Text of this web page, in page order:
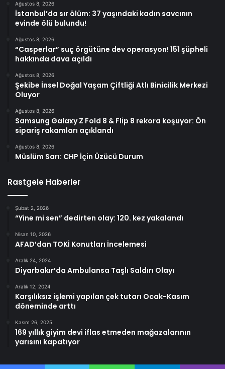
Ağustos 8, 2026
İstanbul’da sır ölüm: 37 yaşındaki kadın savcının
evinde ölü bulundu!
Ağustos 8, 2026
“Casperlar” suç örgütüne dev operasyon! 151 şüpheli
hakkında dava açıldı
Ağustos 8, 2026
Şekibe İnsel Doğal Yaşam Çiftliği Atlı Binicilik Merkezi
Oluyor
Ağustos 8, 2026
Samsung Galaxy Z Fold 8 & Flip 8 rekora koşuyor: Ön
sipariş rakamları açıklandı
Ağustos 8, 2026
Müslüm Sarı: CHP İçin Üzücü Durum
Rastgele Haberler
Şubat 2, 2026
“Yine mi sen” dedirten olay: 120. kez yakalandı
Nisan 10, 2026
AFAD’dan TOKİ Konutları İncelemesi
Aralık 24, 2024
Diyarbakır’da Ambulansa Taşlı Saldırı Olayı
Aralık 12, 2024
Karşılıksız işlemi yapılan çek tutarı Ocak-Kasım
döneminde arttı
Kasım 26, 2025
169 yıllık giyim devi iflas etmeden mağazalarının
yarısını kapatıyor